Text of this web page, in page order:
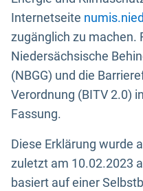
Internetseite
zugänglich zu machen.
Niedersächsische
(NBGG) und die
Verordnung (BITV 2.0)
Fassung.
Diese Erklärung wurde
zuletzt am 10.02.2023
basiert auf einer